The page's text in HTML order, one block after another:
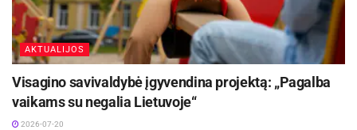
AKTUALIJOS
Visagino savivaldybė įgyvendina projektą: „Pagalba
vaikams su negalia Lietuvoje“
2026-07-20